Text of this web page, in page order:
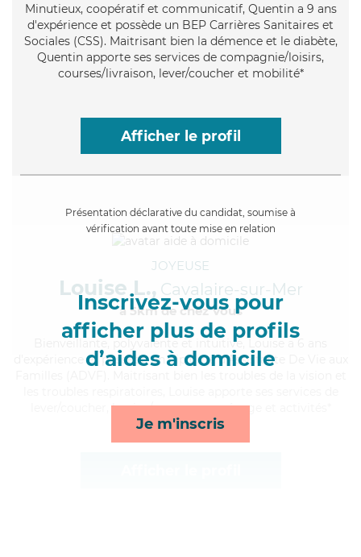
Minutieux, coopératif et communicatif, Quentin a 9 ans
d'expérience et possède un BEP Carrières Sanitaires et
Sociales (CSS). Maitrisant bien la démence et le diabète,
Quentin apporte ses services de compagnie/loisirs,
courses/livraison, lever/coucher et mobilité*
Afficher le profil
Présentation déclarative du candidat, soumise à
vérification avant toute mise en relation
Inscrivez-vous pour
afficher plus de profils
d’aides à domicile
Je m'inscris
JOYEUSE
Louise L., Cavalaire-sur-Mer
à 5km de chez Vous
, polyvalente et intuitive, Louise a 6 ans
d'expérience et possède un diplôme d'Assistante De Vie aux
lever/coucher, lessive/repassage, ménage et activités*